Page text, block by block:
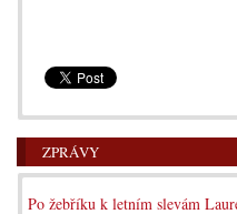
ZPRÁVY
Po žebříku k letním slevám